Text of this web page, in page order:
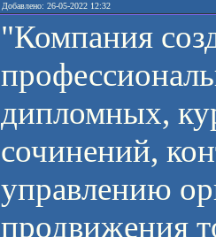
Добавлено: 26-05-2022 12:32
"Компания
дипломных,
сочинений,
управлению
продвижения